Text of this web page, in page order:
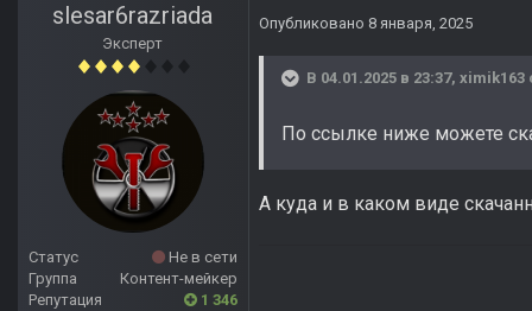
slesar6razriada
Эксперт
Статус
Не в сети
Группа
Контент-мейкер
Репутация
1 346
Опубликовано 8 января, 2025
В 04.01.2025 в 23:37, ximik163
По ссылке ниже можете
А куда и в каком виде